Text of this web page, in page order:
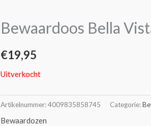
Bewaardoos Bella
€19,95
Uitverkocht
Artikelnummer:4009835858745 Categorie:
Bewaardozen